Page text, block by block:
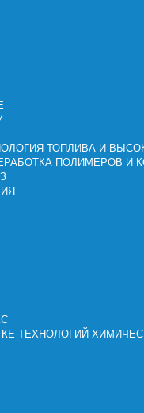
ТОПЛИВА И
ПОЛИМЕРОВ И
ТЕХНОЛОГИЙ